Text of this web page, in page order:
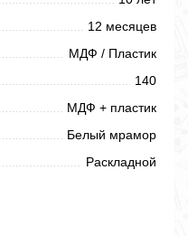
12 месяцев
МДФ / Пластик
140
МДФ + пластик
Белый мрамор
Раскладной